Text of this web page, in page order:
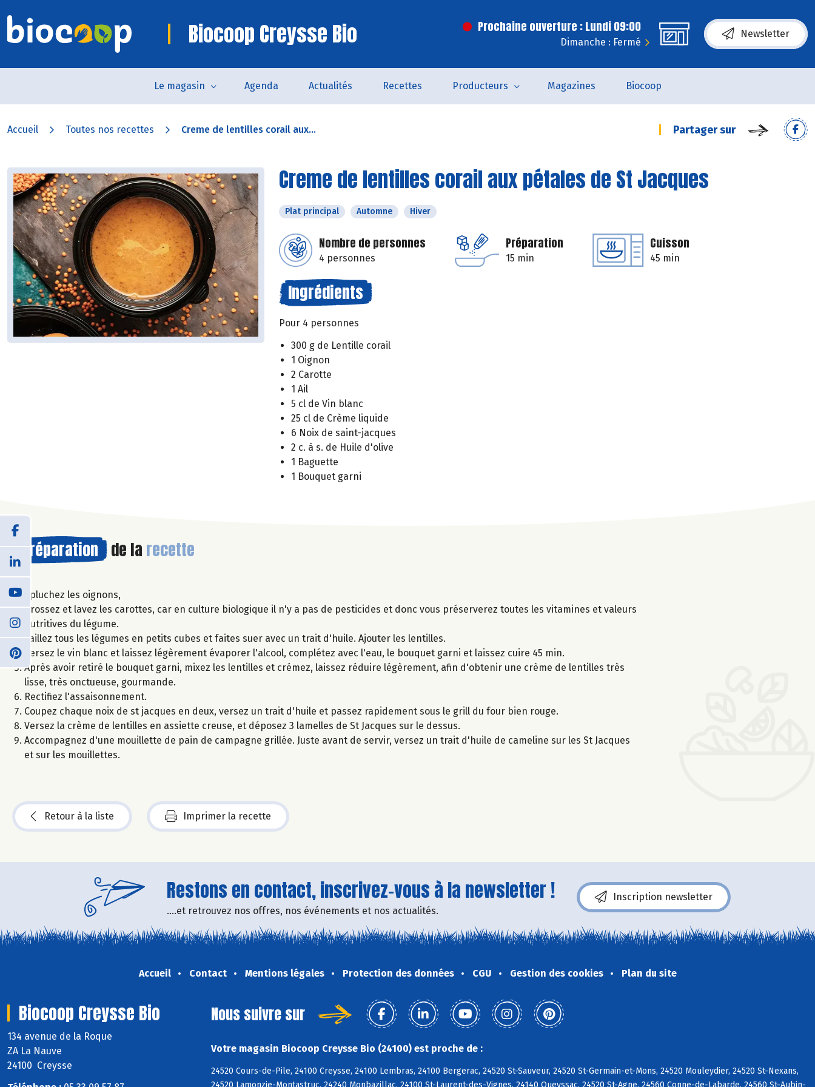
Biocoop Creysse Bio Prochaine ouverture : Lundi 09:00
Dimanche : Fermé
Newsletter
Le magasin Agenda Actualités Recettes Producteurs Magazines Biocoop
Accueil Toutes nos recettes Creme de lentilles corail aux... Partager sur
Creme de lentilles corail aux pétales de St Jacques
Plat principal Automne Hiver
Nombre de personnes
4 personnes
Préparation
15 min
Cuisson
45 min
Ingrédients
Pour 4 personnes
300 g de Lentille corail
1 Oignon
2 Carotte
1 Ail
5 cl de Vin blanc
25 cl de Crème liquide
6 Noix de saint-jacques
2 c. à s. de Huile d'olive
1 Baguette
1 Bouquet garni
Préparation de la recette
Epluchez les oignons,
Brossez et lavez les carottes, car en culture biologique il n'y a pas de pesticides et donc vous préserverez toutes les vitamines et valeurs
nutritives du légume.
Taillez tous les légumes en petits cubes et faites suer avec un trait d'huile. Ajouter les lentilles.
Versez le vin blanc et laissez légèrement évaporer l'alcool, complétez avec l'eau, le bouquet garni et laissez cuire 45 min.
Après avoir retiré le bouquet garni, mixez les lentilles et crémez, laissez réduire légèrement, afin d'obtenir une crème de lentilles très
lisse, très onctueuse, gourmande.
Rectifiez l'assaisonnement.
Coupez chaque noix de st jacques en deux, versez un trait d'huile et passez rapidement sous le grill du four bien rouge.
Versez la crème de lentilles en assiette creuse, et déposez 3 lamelles de St Jacques sur le dessus.
Accompagnez d'une mouillette de pain de campagne grillée. Juste avant de servir, versez un trait d'huile de cameline sur les St Jacques
et sur les mouillettes.
Retour à la liste Imprimer la recette
Restons en contact, inscrivez-vous à la newsletter !
....et retrouvez nos offres, nos événements et nos actualités.
Inscription newsletter
Accueil Contact Mentions légales Protection des données CGU Gestion des cookies Plan du site
Biocoop Creysse Bio
134 avenue de la Roque
ZA La Nauve
24100 Creysse
Nous suivre sur
Votre magasin Biocoop Creysse Bio (24100) est proche de :
24520 Cours-de-Pile, 24100 Creysse, 24100 Lembras, 24100 Bergerac, 24520 St-Sauveur, 24520 St-Germain-et-Mons, 24520 Mouleydier, 24520 St-Nexans,
24520 Lamonzie-Montastruc, 24240 Monbazillac, 24100 St-Laurent-des-Vignes, 24140 Queyssac, 24520 St-Agne, 24560 Conne-de-Labarde, 24560 St-Aubin-